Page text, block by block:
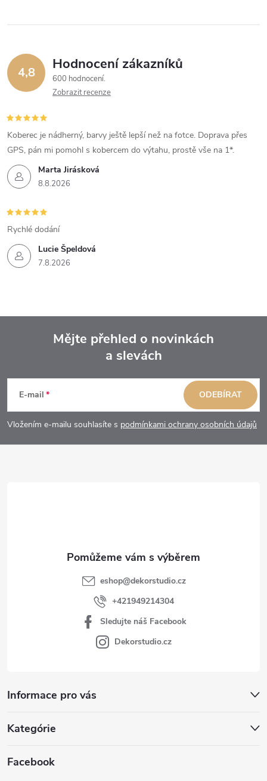
4,8 Hodnocení zákazníků
600 hodnocení
Zobrazit recenze
Marta Jirásková
8.8.2026
Koberec je nádherný, barvy ještě lepší než na fotce. Doprava přes
GPS, pán mi pomohl s kobercem do výtahu, prostě vše na 1*.
Lucie Špeldová
7.8.2026
Rychlé dodání
p
a
Mějte přehled o novinkách
a slevách
E-mail
Vložením e-mailu souhlasíte s podmínkami ochrany osobních údajů
ODEBÍRAT
Informace pro vás
Kategórie
Facebook
eshop@dekorstudio.cz
+421949214304
Sledujte náš Facebook
Dekorstudio.cz